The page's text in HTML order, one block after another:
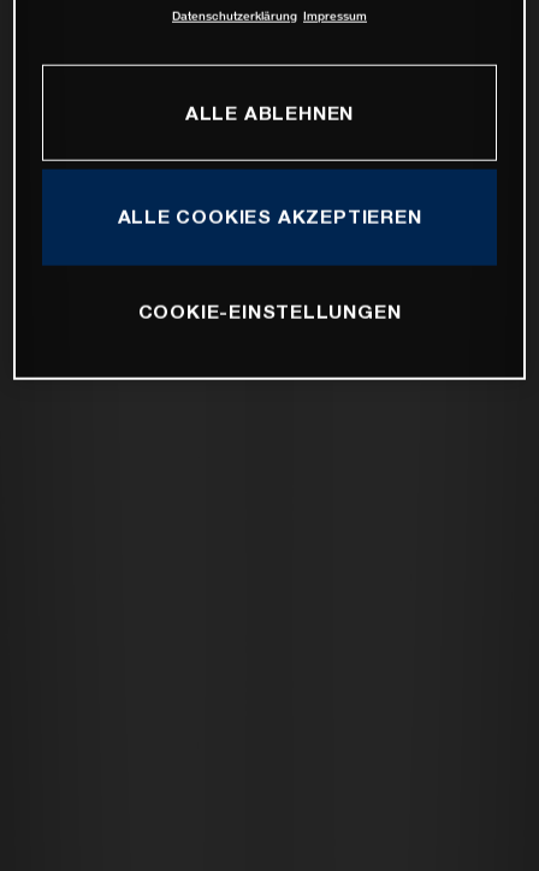
Datenschutzerklärung Impressum
ALLE ABLEHNEN
ALLE COOKIES AKZEPTIEREN
COOKIE-EINSTELLUNGEN